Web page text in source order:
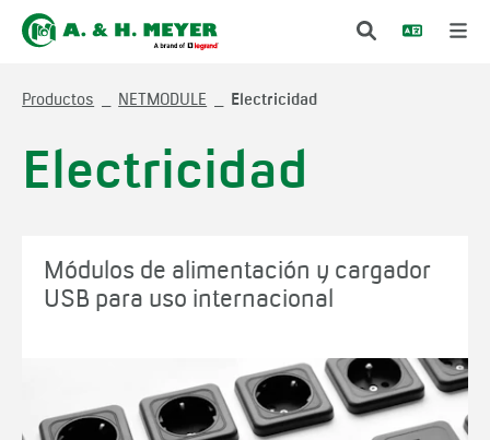
Productos NETMODULE Electricidad
Electricidad
Módulos de alimentación y cargador
USB para uso internacional